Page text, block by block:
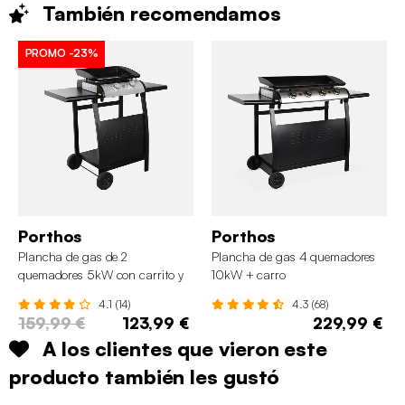
También recomendamos
PROMO -23%
Porthos
Plancha de gas de 2
quemadores 5kW con carrito y
4.1 (14)
159,99 € 123,99 €
Porthos
Plancha de gas 4 quemadores
10kW + carro
4.3 (68)
229,99 €
A los clientes que vieron este
producto también les gustó